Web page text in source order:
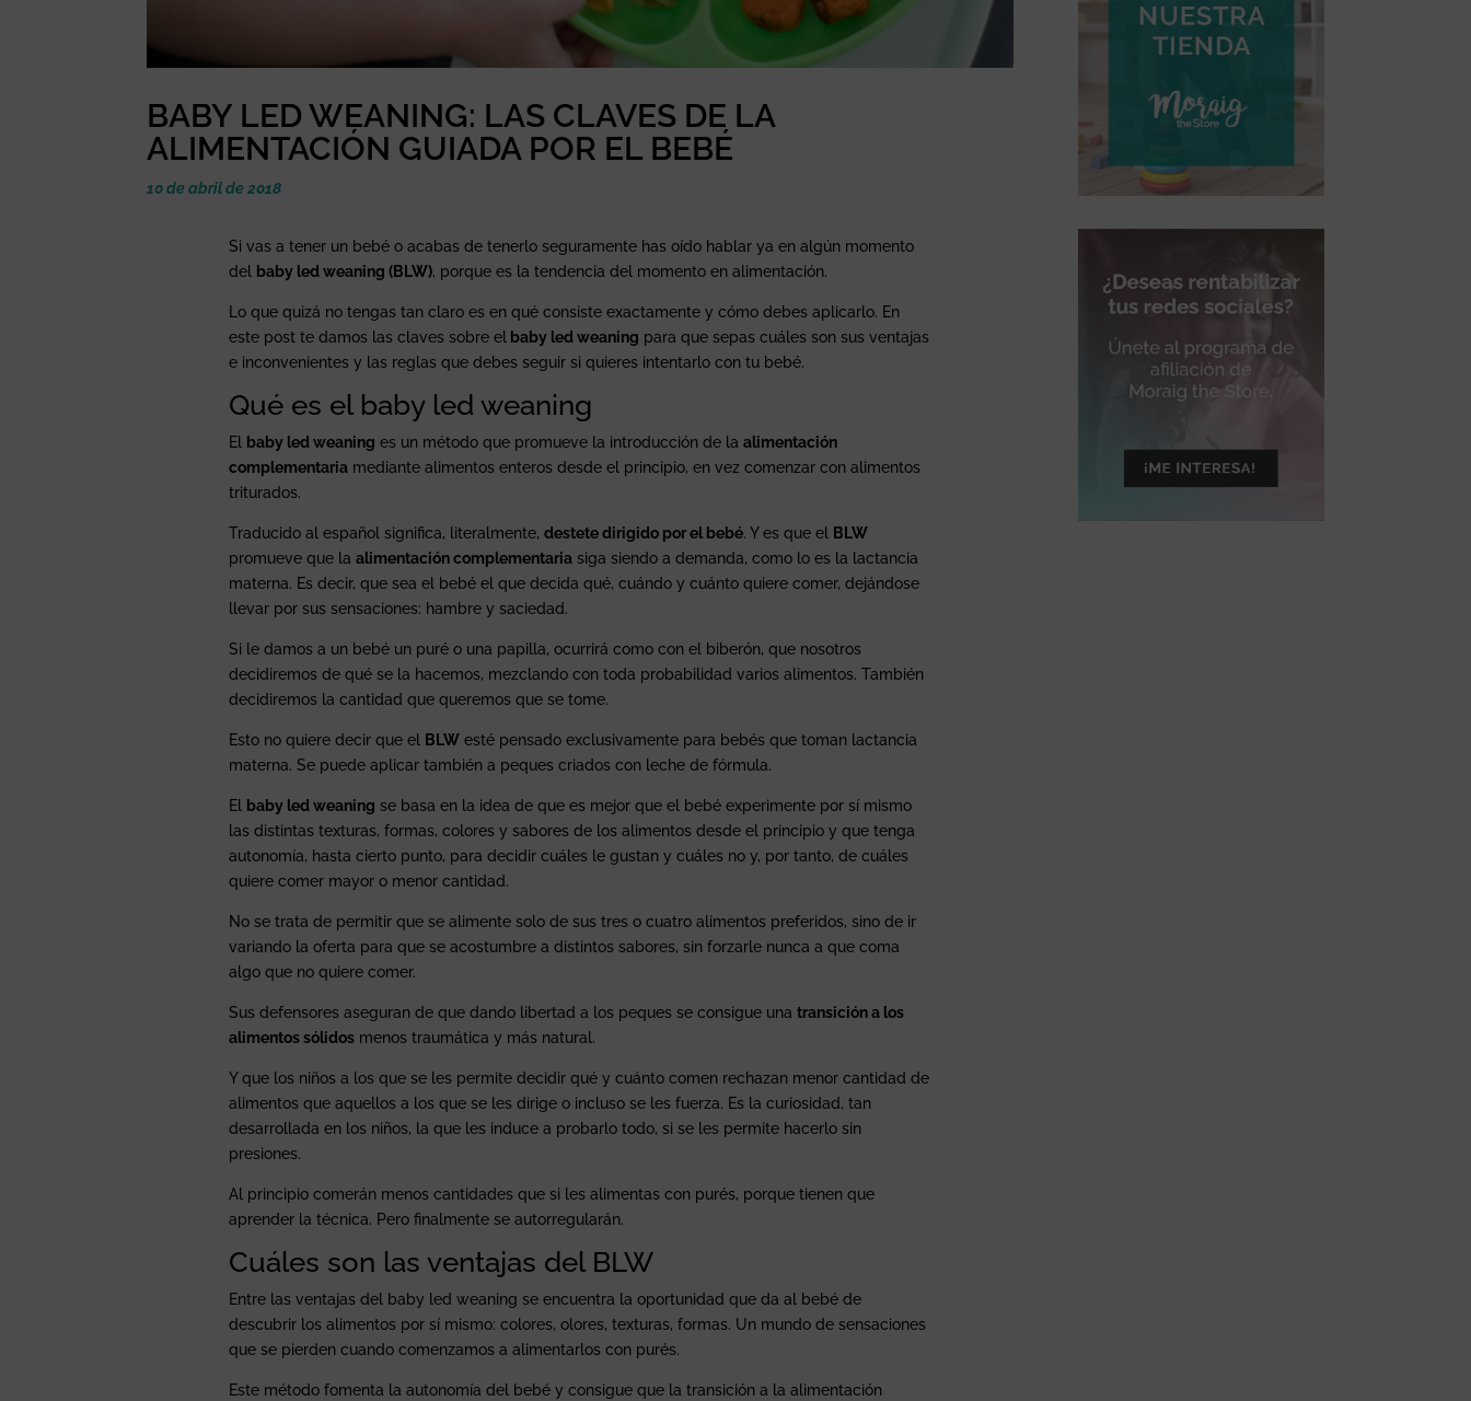
BABY LED WEANING: LAS CLAVES DE LA
ALIMENTACIÓN GUIADA POR EL BEBÉ
10 de abril de 2018
Si vas a tener un bebé o acabas de tenerlo seguramente has oído hablar ya en algún momento
del
baby led weaning (BLW), porque es la tendencia del momento en alimentación.
Lo que quizá no tengas tan claro es en qué consiste exactamente y cómo debes aplicarlo. En
este post te damos las claves sobre el
baby led weaning para que sepas cuáles son sus ventajas
e inconvenientes y las reglas que debes seguir si quieres intentarlo con tu bebé.
Qué es el baby led weaning
El baby led weaning es un método que promueve la introducción de laalimentación
complementaria mediante alimentos enteros desde el principio, en vez comenzar con alimentos
triturados.
Traducido al español significa, literalmente,destete dirigido por el bebé. Y es que el
BLW
promueve que laalimentación complementaria siga siendo a demanda, como lo es la lactancia
materna. Es decir, que sea el bebé el que decida qué, cuándo y cuánto quiere comer, dejándose
llevar por sus sensaciones: hambre y saciedad.
Si le damos a un bebé un puré o una papilla, ocurrirá como con el biberón, que nosotros
decidiremos de qué se la hacemos, mezclando con toda probabilidad varios alimentos. También
decidiremos la cantidad que queremos que se tome.
Esto no quiere decir que el BLW esté pensado exclusivamente para bebés que toman lactancia
materna. Se puede aplicar también a peques criados con leche de fórmula.
El baby led weaning se basa en la idea de que es mejor que el bebé experimente por sí mismo
las distintas texturas, formas, colores y sabores de los alimentos desde el principio y que tenga
autonomía, hasta cierto punto, para decidir cuáles le gustan y cuáles no y, por tanto, de cuáles
quiere comer mayor o menor cantidad.
No se trata de permitir que se alimente solo de sus tres o cuatro alimentos preferidos, sino de ir
variando la oferta para que se acostumbre a distintos sabores, sin forzarle nunca a que coma
algo que no quiere comer.
Sus defensores aseguran de que dando libertad a los peques se consigue unatransición a los
alimentos sólidos menos traumática y más natural.
Y que los niños a los que se les permite decidir qué y cuánto comen rechazan menor cantidad de
alimentos que aquellos a los que se les dirige o incluso se les fuerza. Es la curiosidad, tan
desarrollada en los niños, la que les induce a probarlo todo, si se les permite hacerlo sin
presiones.
Al principio comerán menos cantidades que si les alimentas con purés, porque tienen que
aprender la técnica. Pero finalmente se autorregularán.
Cuáles son las ventajas del BLW
Entre las ventajas del baby led weaning se encuentra la oportunidad que da al bebé de
descubrir los alimentos por sí mismo: colores, olores, texturas, formas. Un mundo de sensaciones
que se pierden cuando comenzamos a alimentarlos con purés.
Este método fomenta la autonomía del bebé y consigue que la transición a la alimentación